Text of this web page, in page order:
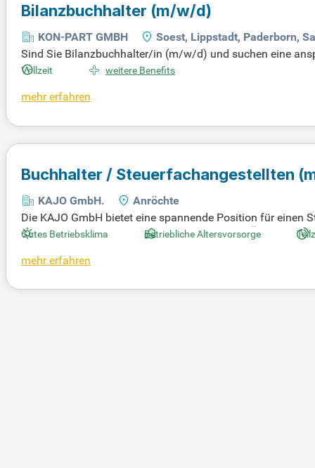
Bilanzbuchhalter (m/w/d)
KON-PART GMBH
Soest, Lippstadt, Paderborn,
Sind Sie Bilanzbuchhalter/in (m/w/d) und suchen eine
rn/Sauerland unterstützen Sie direkt den CFO und
uung der Auslandsgesellschaften in buchhalterischen
Vollzeit weitere Benefits
mehr erfahren
Buchhalter / Steuerfachangestellten
KAJO GmbH.
Anröchte
Die KAJO GmbH bietet eine spannende Position für
der Buchhaltung. Zu den Aufgaben zählen die
wird vorausgesetzt, ebenso wie gute Englischkenntnisse.
rsvorsorge.
Gutes Betriebsklima Betriebliche Altersvorsorge
mehr erfahren